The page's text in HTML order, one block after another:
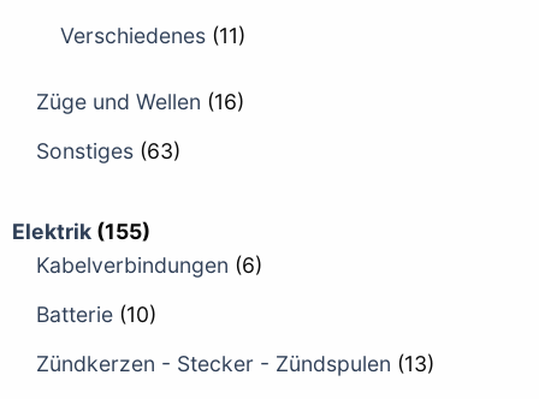
Verschiedenes (11)
Züge und Wellen (16)
Sonstiges (63)
Elektrik (155)
Kabelverbindungen (6)
Batterie (10)
Zündkerzen - Stecker - Zündspulen (13)